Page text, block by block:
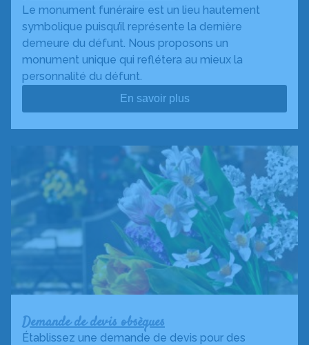
Le monument funéraire est un lieu hautement
symbolique puisqu’il représente la dernière
demeure du défunt. Nous proposons un
monument unique qui reflétera au mieux la
personnalité du défunt.
En savoir plus
Demande de devis obsèques
Établissez une demande de devis pour des